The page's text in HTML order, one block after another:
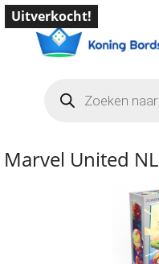
zoeken
Uitverkocht!
Marvel United NL